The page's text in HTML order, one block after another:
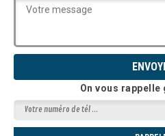
On vous